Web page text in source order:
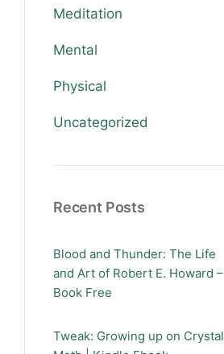
Meditation
Mental
Physical
Uncategorized
Recent Posts
Blood and Thunder: The Life
and Art of Robert E. Howard –
Book Free
Tweak: Growing up on Crystal